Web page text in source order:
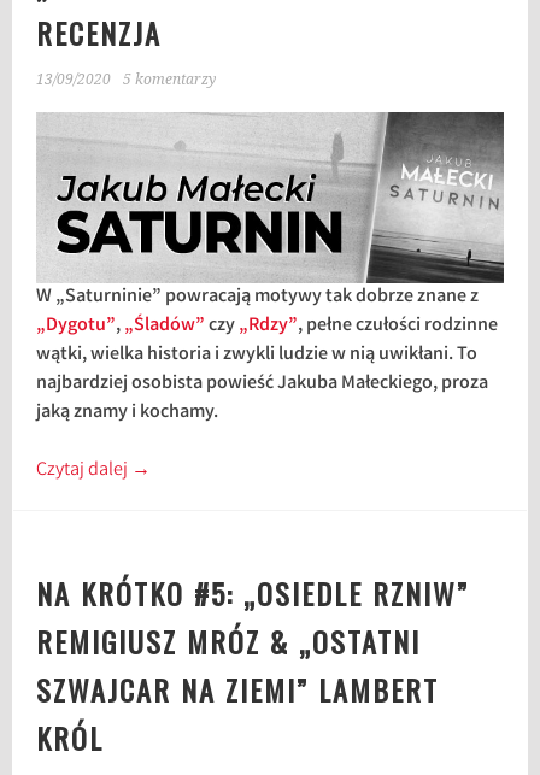
RECENZJA
13/09/2020 5 komentarzy
W „Saturninie” powracają motywy tak dobrze znane z
„Dygotu”,„Śladów”czy„Rdzy”, pełne czułości rodzinne
wątki, wielka historia i zwykli ludzie w nią uwikłani. To
najbardziej osobista powieść Jakuba Małeckiego, proza
jaką znamy i kochamy.
Czytaj dalej →
NA KRÓTKO #5: „OSIEDLE RZNIW”
REMIGIUSZ MRÓZ & „OSTATNI
SZWAJCAR NA ZIEMI” LAMBERT
KRÓL